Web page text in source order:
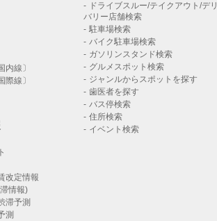
内線〕
際線〕
改定情報
情報)
滞予測
測
ドライブスルー/テイクアウト/デリ
バリー店舗検索
駐車場検索
バイク駐車場検索
ガソリンスタンド検索
グルメスポット検索
ジャンルからスポットを探す
歯医者を探す
バス停検索
住所検索
イベント検索